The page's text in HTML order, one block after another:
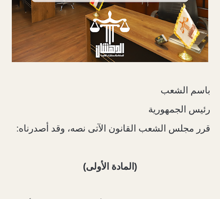
باسم الشعب
رئيس الجمهورية
قرر مجلس الشعب القانون الآتى نصه، وقد أصدرناه:
(المادة الأولى)